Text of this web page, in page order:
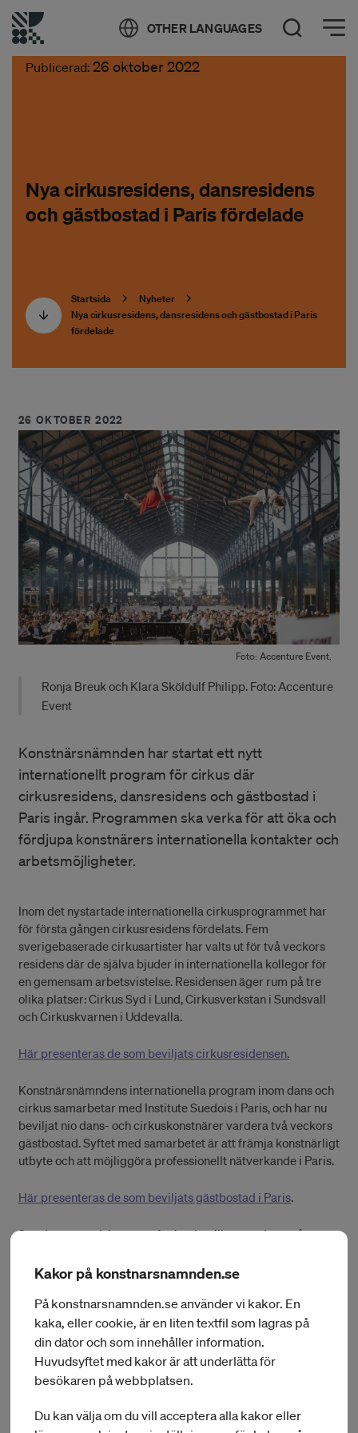
OTHER LANGUAGES Öppna sök
Öppna meny
Publicerad: 26 oktober 2022
Nya cirkusresidens, dansresidens
och gästbostad i Paris fördelade
Startsida
Nyheter
Nya cirkusresidens, dansresidens och gästbostad i Paris
fördelade
26 OKTOBER 2022
Foto: Accenture Event.
Ronja Breuk och Klara Sköldulf Philipp. Foto: Accenture
Event
Konstnärsnämnden har startat ett nytt
internationellt program för cirkus där
cirkusresidens, dansresidens och gästbostad i
Paris ingår. Programmen ska verka för att öka och
fördjupa konstnärers internationella kontakter och
arbetsmöjligheter.
Inom det nystartade internationella cirkusprogrammet har
för första gången cirkusresidens fördelats. Fem
sverigebaserade cirkusartister har valts ut för två veckors
residens där de själva bjuder in internationella kollegor för
en gemensam arbetsvistelse. Residensen äger rum på tre
olika platser: Cirkus Syd i Lund, Cirkusverkstan i Sundsvall
och Cirkuskvarnen i Uddevalla.
Här presenteras de som beviljats cirkusresidensen.
Konstnärsnämndens internationella program inom dans och
cirkus samarbetar med Institute Suedois i Paris, och har nu
beviljat nio dans- och cirkuskonstnärer vardera två veckors
gästbostad. Syftet med samarbetet är att främja konstnärligt
utbyte och att möjliggöra professionellt nätverkande i Paris.
Här presenteras de som beviljats gästbostad i Paris.
Sex dansare och koreografer har beviljats vardera två
internationella kollegor för en gemensam arbetsvistelse.
i Göteborg, Danscentrum Syd i Malmö och Estrad
Norr/Region Jämtland Härjedalen i Östersund.
Här presenteras de som beviljats dansresidensen.
Stockholm. Dansarna och koreograferna Erik Eriksson,
Kakor på konstnarsnamnden.se
På konstnarsnamnden.se använder vi kakor. En
kaka, eller cookie, är en liten textfil som lagras på
din dator och som innehåller information.
Huvudsyftet med kakor är att underlätta för
besökaren på webbplatsen.
Du kan välja om du vill acceptera alla kakor eller